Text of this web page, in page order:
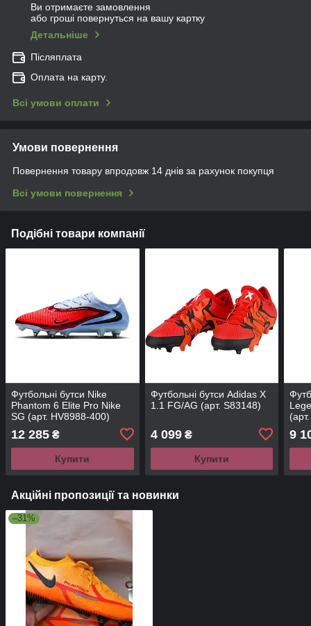
Ви отримаєте замовлення
або гроші повернуться на вашу картку
Детальніше
Післяплата
Оплата на карту.
Всі умови оплати
Умови повернення
Повернення товару впродовж 14 днів за рахунок покупця
Всі умови повернення
Подібні товари компанії
Футбольні бутси Nike
Phantom 6 Elite Pro Nike
SG (арт. HV8988-400)
12 285 ₴
Купити
Футбольні бутси Adidas X
1.1 FG/AG (арт. S83148)
4 099₴
Купити
9
Акційні пропозиції та новинки
–31%